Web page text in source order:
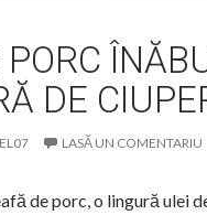
DE
LASĂ UN COMENTARIU
de porc, o lingură ulei